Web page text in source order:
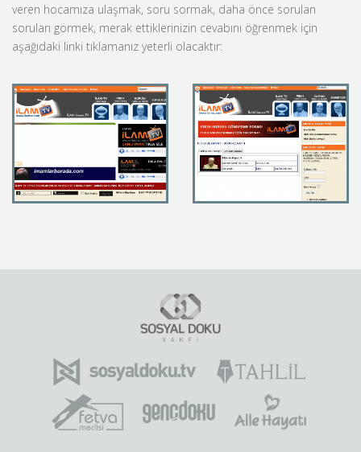
veren hocamıza ulaşmak, soru sormak, daha önce sorulan
soruları görmek, merak ettiklerinizin cevabını öğrenmek için
aşağıdaki linki tıklamanız yeterli olacaktır: